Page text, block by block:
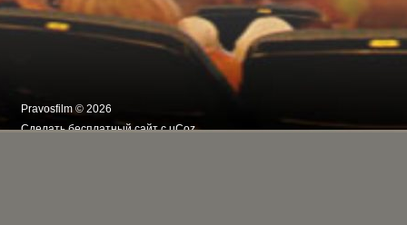
Pravosfilm © 2026
Сделатьбесплатный сайтсuCoz